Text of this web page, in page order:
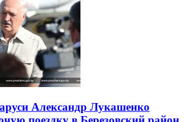
Александр Лукашенко